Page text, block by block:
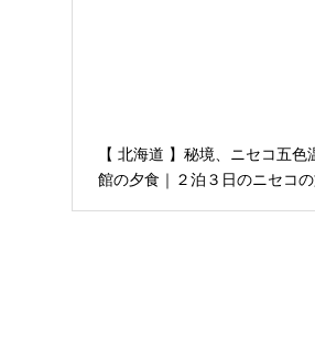
【 北海道 】秘境、ニセコ五色
館の夕食｜２泊３日のニセコ